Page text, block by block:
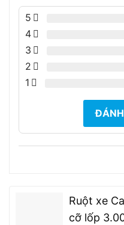
5
4
3
2
1
Ruột xe
cỡ lốp